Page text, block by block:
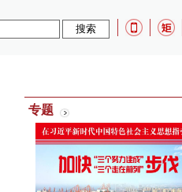
专题